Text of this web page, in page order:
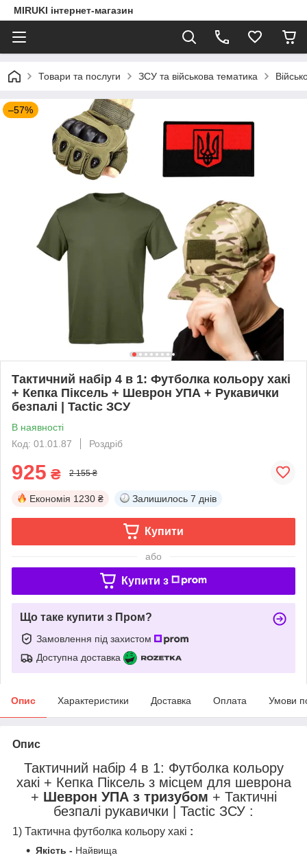
MIRUKI інтернет-магазин
Товари та послуги ЗСУ та військова тематика
–57%
Тактичний набір 4 в 1: Футболка кольору хакі
+ Кепка Піксель + Шеврон УПА + Рукавички
безпалі | Tactic ЗСУ
В наявності
Код: 01.01.87
Роздріб
925 ₴ 2 155 ₴
Економія 1230 ₴ Залишилось 7 днів
Купити
або
Купити з
Що таке купити з Пром?
Замовлення під захистом
Доступна доставка
Опис Характеристики Доставка Оплата Умови
Опис
Тактичний набір 4 в 1: Футболка кольору
хакі + Кепка Піксель з місцем для шеврона
+ Шеврон УПА з тризубом + Тактичні
безпалі рукавички
| Tactic ЗСУ :
1) Тактична футболка кольору хакі :
Якість - Найвища